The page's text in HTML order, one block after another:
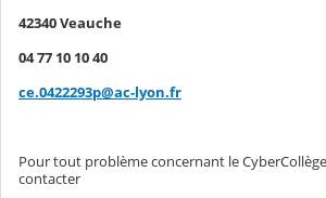
42340 Veauche
04 77 10 10 40
ce.0422293p@ac-lyon.fr
Pour tout problème concernant le
contacter